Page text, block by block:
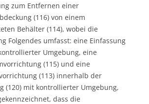
zum Entfernen einer
(116) von einem
Behälter (114), wobei die
Folgendes umfasst: eine Einfassung
Umgebung, eine
(115) und eine
(113) innerhalb der
(120) mit kontrollierter Umgebung,
dass die